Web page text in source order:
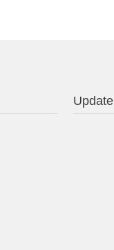
Update